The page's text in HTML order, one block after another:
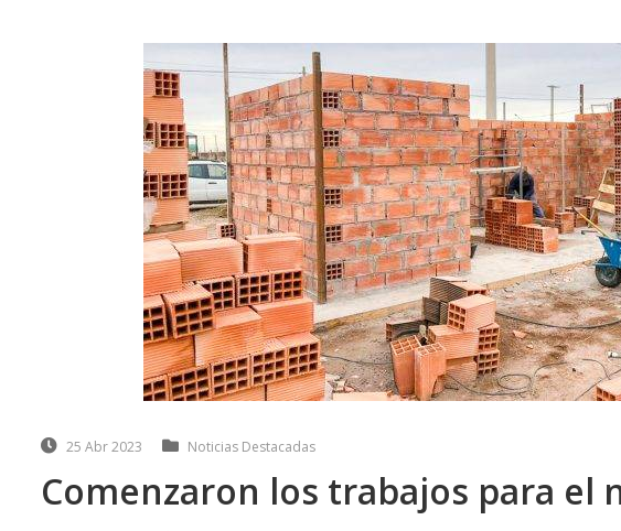
25 Abr 2023 Noticias Destacadas
Comenzaron los trabajos para el